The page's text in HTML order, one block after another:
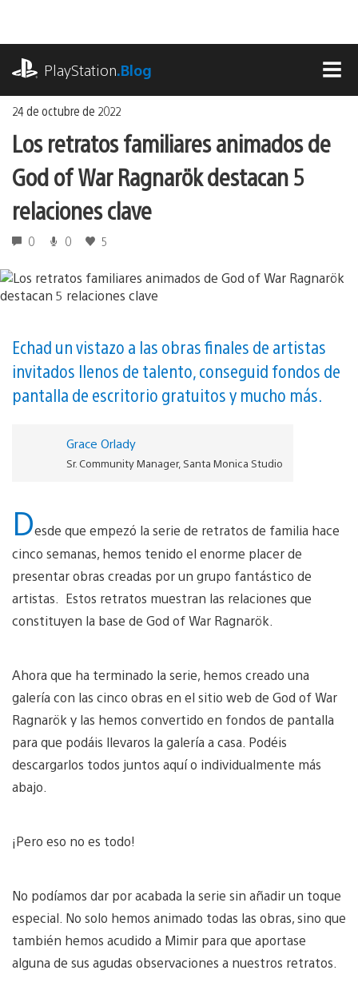
contenido
PlayStation.Blog
24 de octubre de 2022
Los retratos familiares animados de
God of War Ragnarök destacan 5
relaciones clave
0 0 5
Echad un vistazo a las obras finales de artistas
invitados llenos de talento, conseguid fondos de
pantalla de escritorio gratuitos y mucho más.
Grace Orlady
Sr. Community Manager, Santa Monica Studio
Desde que empezó la serie de retratos de familia hace
cinco semanas, hemos tenido el enorme placer de
presentar obras creadas por un grupo fantástico de
artistas. Estos retratos muestran las relaciones que
constituyen la base de God of War Ragnarök.
Ahora que ha terminado la serie, hemos creado una
galería con las cinco obras en el sitio web de God of War
Ragnarök y las hemos convertido en fondos de pantalla
para que podáis llevaros la galería a casa. Podéis
descargarlos todos juntos aquí o individualmente más
abajo.
¡Pero eso no es todo!
No podíamos dar por acabada la serie sin añadir un toque
especial. No solo hemos animado todas las obras, sino que
también hemos acudido a Mimir para que aportase
alguna de sus agudas observaciones a nuestros retratos.